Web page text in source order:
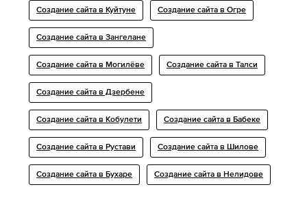
Создание сайта в Куйтуне Создание сайта в Огре
Создание сайта в Зангелане
Создание сайта в Могилёве Создание сайта в Талси
Создание сайта в Дзербене
Создание сайта в Кобулети Создание сайта в Бабеке
Создание сайта в Рустави Создание сайта в Шилове
Создание сайта в Бухаре Создание сайта в Нелидове